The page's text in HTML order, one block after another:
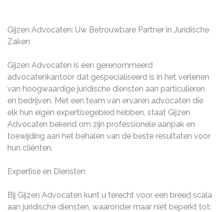
Gijzen Advocaten: Uw Betrouwbare Partner in Juridische
Zaken
Gijzen Advocaten is een gerenommeerd
advocatenkantoor dat gespecialiseerd is in het verlenen
van hoogwaardige juridische diensten aan particulieren
en bedrijven. Met een team van ervaren advocaten die
elk hun eigen expertisegebied hebben, staat Gijzen
Advocaten bekend om zijn professionele aanpak en
toewijding aan het behalen van de beste resultaten voor
hun cliënten.
Expertise en Diensten
Bij Gijzen Advocaten kunt u terecht voor een breed scala
aan juridische diensten, waaronder maar niet beperkt tot: